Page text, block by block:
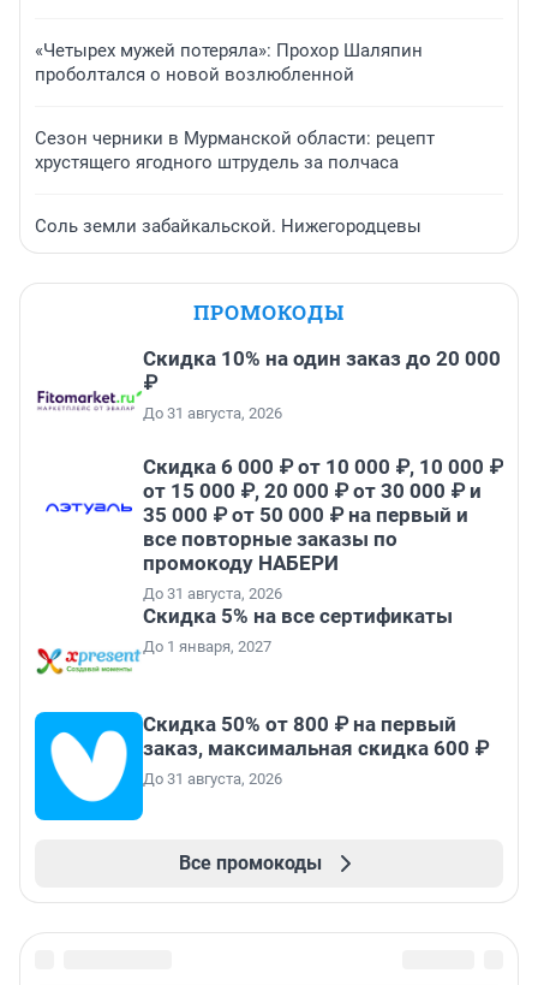
«Четырех мужей потеряла»: Прохор Шаляпин
проболтался о новой возлюбленной
Сезон черники в Мурманской области: рецепт
хрустящего ягодного штрудель за полчаса
Соль земли забайкальской. Нижегородцевы
ПРОМОКОДЫ
Скидка 10% на один заказ до 20 000
₽
До 31 августа, 2026
Скидка 6 000 ₽ от 10 000 ₽, 10 000 ₽
от 15 000 ₽, 20 000 ₽ от 30 000 ₽ и
35 000 ₽ от 50 000 ₽ на первый и
все повторные заказы по
промокоду НАБЕРИ
До 31 августа, 2026
Скидка 5% на все сертификаты
До 1 января, 2027
Скидка 50% от 800 ₽ на первый
заказ, максимальная скидка 600 ₽
До 31 августа, 2026
Все промокоды